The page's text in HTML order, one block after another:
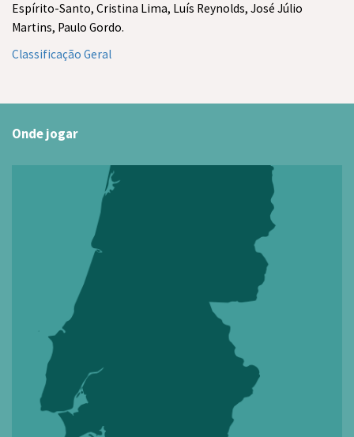
Espírito-Santo, Cristina Lima, Luís Reynolds, José Júlio
Martins, Paulo Gordo.
Classificação Geral
Onde jogar